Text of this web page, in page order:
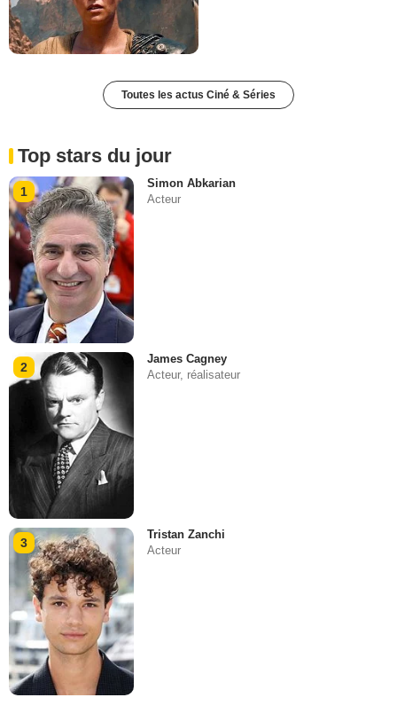
Toutes les actus Ciné & Séries
Top stars du jour
1
Simon Abkarian
Acteur
2
James Cagney
Acteur, réalisateur
3
Tristan Zanchi
Acteur